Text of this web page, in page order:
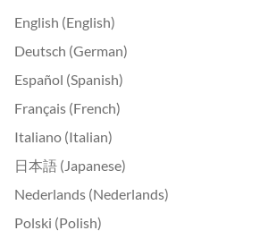
English (English)
Deutsch (German)
Español (Spanish)
Français (French)
Italiano (Italian)
日本語 (Japanese)
Nederlands (Nederlands)
Polski (Polish)